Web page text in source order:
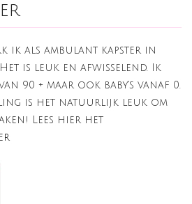
ik als ambulant kapster in
is leuk en afwisselend. Ik
90 + maar ook baby's vanaf 0.
is het natuurlijk leuk om
Lees hier het